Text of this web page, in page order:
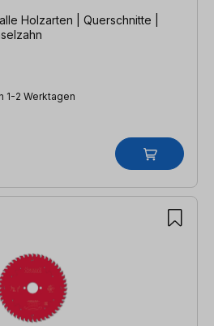
Holzarten | Querschnitte |
1-2 Werktagen